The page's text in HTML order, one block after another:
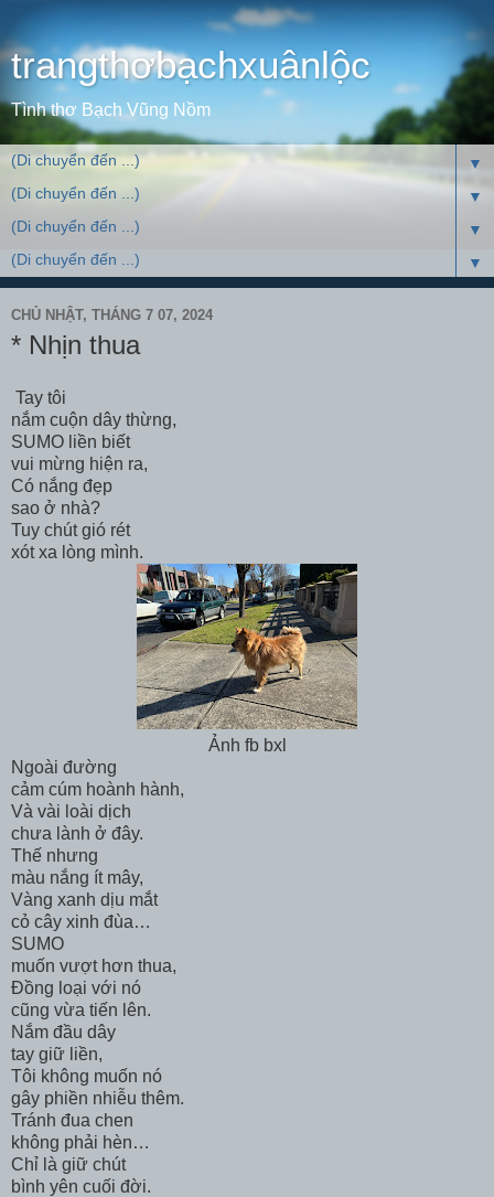
trangthơbạchxuânlộc
Tình thơ Bạch Vũng Nồm
▼
▼
▼
▼
CHỦ NHẬT, THÁNG 7 07, 2024
* Nhịn thua
Tay tôi
nắm cuộn dây thừng,
SUMO liền biết
vui mừng hiện ra,
Có nắng đẹp
sao ở nhà?
Tuy chút gió rét
xót xa lòng mình.
Ảnh fb bxl
Ngoài đường
cảm cúm hoành hành,
Và vài loài dịch
chưa lành ở đây.
Thế nhưng
màu nắng ít mây,
Vàng xanh dịu mắt
cỏ cây xinh đùa…
SUMO
muốn vượt hơn thua,
Đồng loại với nó
cũng vừa tiến lên.
Nắm đầu dây
tay giữ liền,
Tôi không muốn nó
gây phiền nhiễu thêm.
Tránh đua chen
không phải hèn…
Chỉ là giữ chút
bình yên cuối đời.